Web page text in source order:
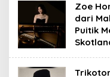
Zoe
dari
Puitik